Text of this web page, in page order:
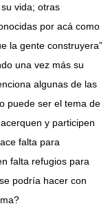
vida; otras
por acá como
la gente construyera”
una vez más su
algunas de las
puede ser el tema de
y participen
falta para
falta refugios para
podría hacer con